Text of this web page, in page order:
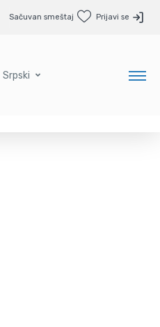
Sačuvan smeštaj Prijavi se
Srpski